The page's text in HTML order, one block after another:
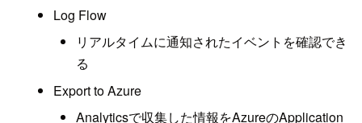
Log Flow
リアルタイムに通知されたイベントを確認でき
る
Export to Azure
Analyticsで収集した情報をAzureのApplication